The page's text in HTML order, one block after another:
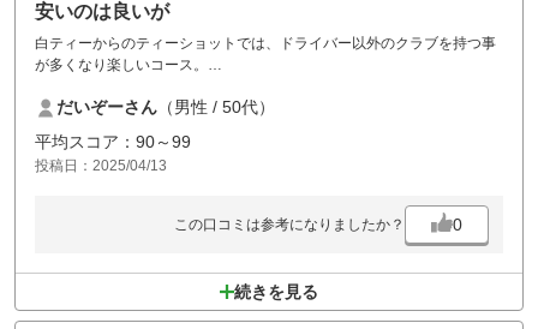
安いのは良いが
白ティーからのティーショットでは、ドライバー以外のクラブを持つ事
が多くなり楽しいコース。
安いので、しょうがないこともありますが、敢えて書くと、
コースメンテナンスが行き届いていない。
みんな同じようなところに打ってくるので、芝が薄い箇所が多々。
早く回ろうとの気遣いをできない人が、コロナ禍以降、増えてきた。
昨日は前2組、それぞれ前を行くカートが300y離れてから、ようやくカ
打つ頃には350y以上先に行ってるよ。
そんなに飛ばされるのですか？
と思ったら、250yが限界。
だいぞーさん （男性 / 50代）
平均スコア：90～99
投稿日：2025/04/13
この口コミは参考になりましたか？ 0
続きを見る